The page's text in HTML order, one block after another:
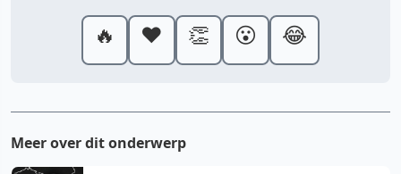
🔥 ❤️ 👏 😮 😂
Meer over dit onderwerp